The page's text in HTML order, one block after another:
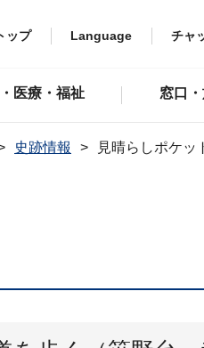
ップ Language チャ
医療・福祉 窓口
史跡情報 見晴らしポケッ